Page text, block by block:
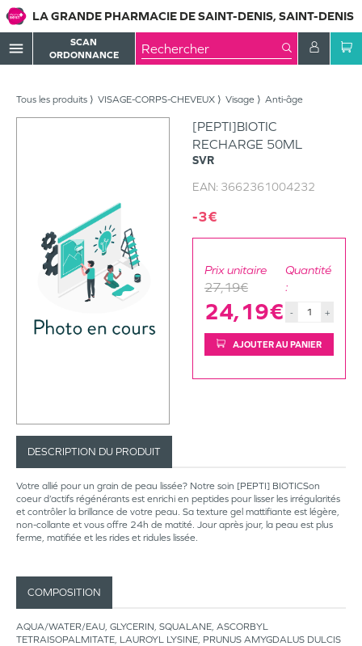
LA GRANDE PHARMACIE DE SAINT-DENIS, SAINT-DENIS
menu
SCAN
ORDONNANCE
Tous les produits VISAGE-CORPS-CHEVEUX Visage Anti-âge
[PEPTI]BIOTIC
RECHARGE 50ML
SVR
EAN: 3662361004232
-3€
Prix unitaire
27,19€
24,19€
Quantité
:
- +
AJOUTER AU PANIER
DESCRIPTION DU PRODUIT
Votre allié pour un grain de peau lissée? Notre soin [PEPTI] BIOTICSon
coeur d’actifs régénérants est enrichi en peptides pour lisser les irrégularités
et contrôler la brillance de votre peau. Sa texture gel mattifiante est légère,
non-collante et vous offre 24h de matité. Jour après jour, la peau est plus
ferme, matifiée et les rides et ridules lissée.
COMPOSITION
AQUA/WATER/EAU, GLYCERIN, SQUALANE, ASCORBYL
TETRAISOPALMITATE, LAUROYL LYSINE, PRUNUS AMYGDALUS DULCIS